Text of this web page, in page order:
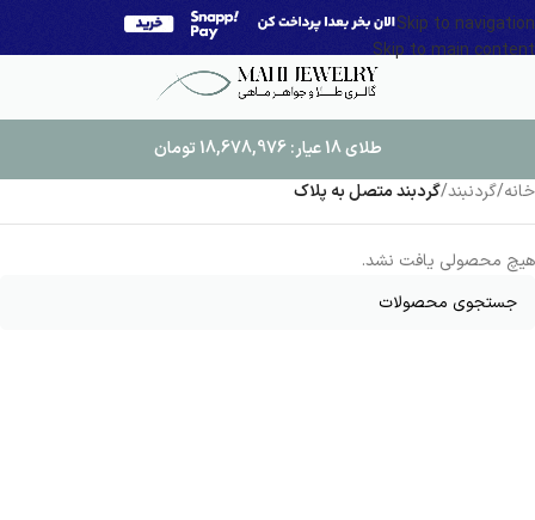
Skip to navigation
Skip to main content
طلای 18 عیار: 18,678,976 تومان
خانه/گردنبند/گردبند متصل به پلاک
هیچ محصولی یافت نشد.